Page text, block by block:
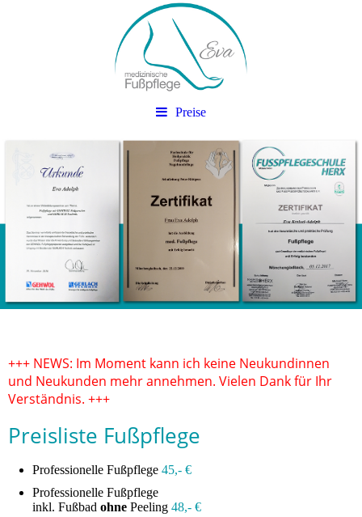
Preise
+++ NEWS: Im Moment kann ich keine Neukundinnen
und Neukunden mehr annehmen. Vielen Dank für Ihr
Verständnis. +++
Preisliste Fußpflege
Professionelle Fußpflege 45,- €
Professionelle Fußpflege
inkl. Fußbad ohne Peeling 48,- €